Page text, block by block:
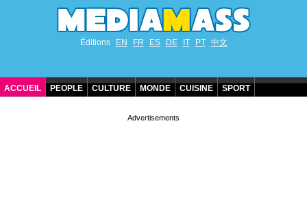
Éditions EN FR ES DE IT PT 中文
ACCUEIL PEOPLE CULTURE MONDE CUISINE SPORT